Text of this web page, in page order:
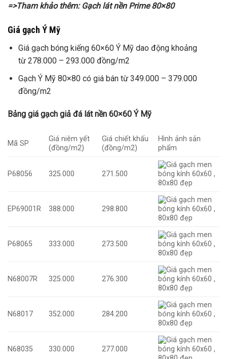
=>Tham khảo thêm: Gạch lát nền Prime 80×80
Giá gạch Ý Mỹ
Giá gạch bóng kiếng 60×60 Ý Mỹ dao động khoảng
từ 278.000 – 293.000 đồng/m2
Gạch Ý Mỹ 80×80 có giá bán từ 349.000 – 379.000
đồng/m2
Bảng giá gạch giả đá lát nền 60×60 Ý Mỹ
Mã SP
Giá niêm yết
(đồng/m2)
Giá chiết khấu
(đồng/m2)
Hình ảnh sản
phẩm
P68056 325.000 271.500
EP69001R 388.000 298.800
P68065 333.000 273.500
N68007R 325.000 276.300
N68017 352.000 284.200
N68035 330.000 277.000